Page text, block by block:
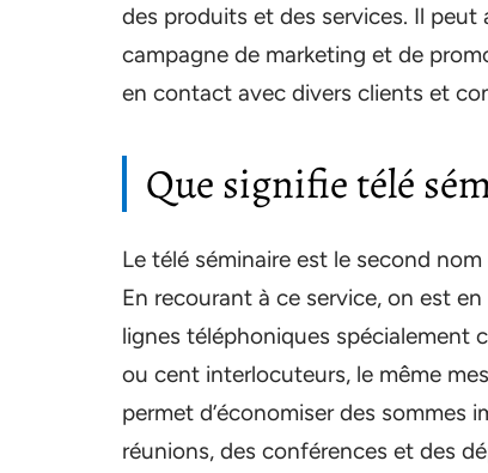
des produits et des services. Il peut
campagne de marketing et de
en contact avec divers clients et
Que signifie télé
Le télé séminaire est le second
En recourant à ce service, on est
lignes téléphoniques spécialement
ou cent interlocuteurs, le même
permet d’économiser des sommes
réunions, des conférences et des